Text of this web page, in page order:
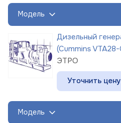
Модель
Дизельный
(Cummins VTA28-
ЭТРО
Уточнить цену
Модель